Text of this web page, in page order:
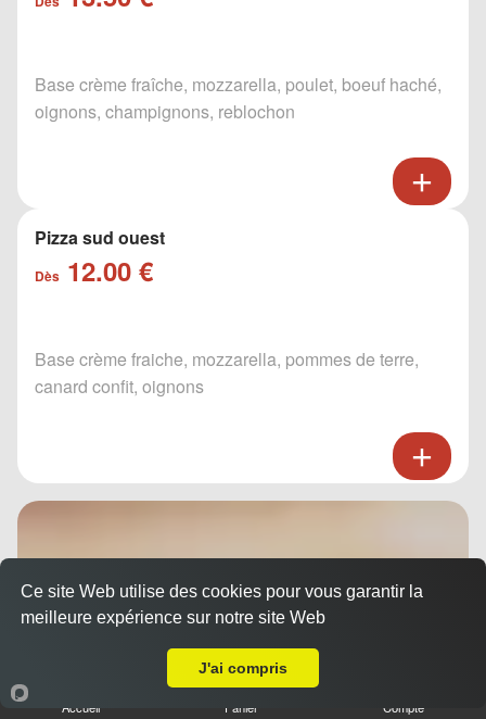
Base crème fraîche, mozzarella, poulet, boeuf haché,
oignons, champignons, reblochon
Pizza sud ouest
Dès 12.00 €
Base crème fraiche, mozzarella, pommes de terre,
canard confit, oignons
Accueil Panier Compte
Ce site Web utilise des cookies pour vous garantir la
meilleure expérience sur notre site Web
J'ai compris